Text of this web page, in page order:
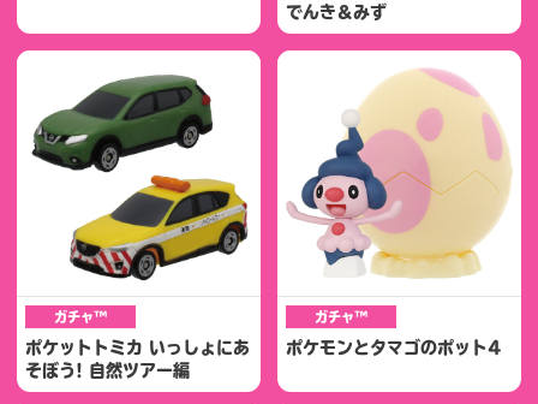
でんき＆みず
ガチャ™
ポケットトミカ いっしょにあ
そぼう! 自然ツアー編
ガチャ™
ポケモンとタマゴのポット4